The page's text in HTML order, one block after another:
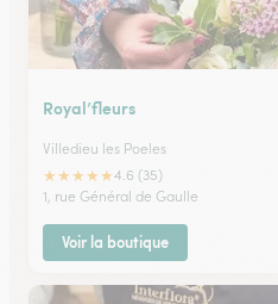
Royal’fleurs
Villedieu les Poeles
★★★★★4.6 (35)
1, rue Général de Gaulle
Voir la boutique